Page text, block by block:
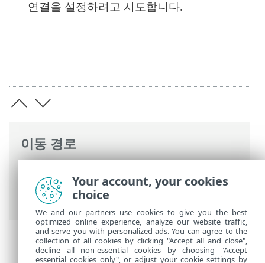
이동 경로
고급 설정>보호>네트워크 접근 보호>
방화벽> 학습 모드 설정
연결을 설정하려고 시도합니다.
Your account, your cookies
choice
We and our partners use cookies to give you the best
optimized online experience, analyze our website traffic,
and serve you with personalized ads. You can agree to the
collection of all cookies by clicking "Accept all and close",
decline all non-essential cookies by choosing "Accept
essential cookies only", or adjust your cookie settings by